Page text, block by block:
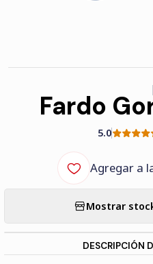
|
Fardo
5.0
Agregar a
Mostrar
DESCRIPCIÓN